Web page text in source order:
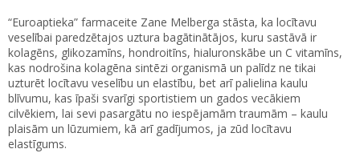
“Euroaptieka” farmaceite Zane Melberga stāsta, ka locītavu
veselībai paredzētajos uztura bagātinātājos, kuru sastāvā ir
kolagēns, glikozamīns, hondroitīns, hialuronskābe un C vitamīns,
kas nodrošina kolagēna sintēzi organismā un palīdz ne tikai
uzturēt locītavu veselību un elastību, bet arī palielina kaulu
blīvumu, kas īpaši svarīgi sportistiem un gados vecākiem
cilvēkiem, lai sevi pasargātu no iespējamām traumām – kaulu
plaisām un lūzumiem, kā arī gadījumos, ja zūd locītavu
elastīgums.